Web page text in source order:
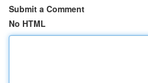
Submit a Comment
No HTML